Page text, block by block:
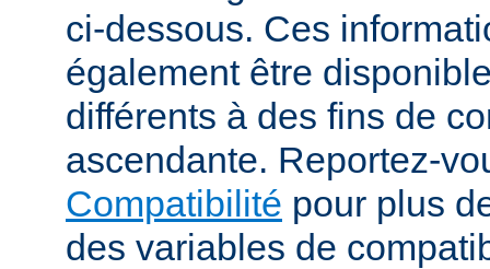
ci-dessous. Ces
également être
différents à des fins de
ascendante. Reportez-
Compatibilité pour plus
des variables de